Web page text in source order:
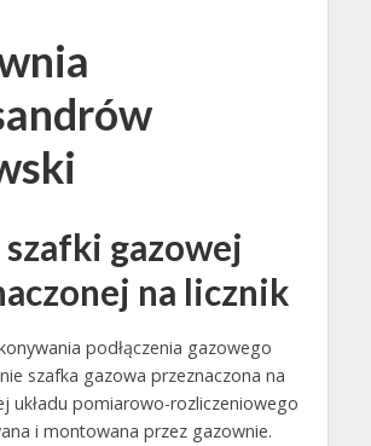
gazowej
na licznik
podłączenia gazowego
szafka gazowa przeznaczona na
układu pomiarowo-rozliczeniowego
i montowana przez gazownie.